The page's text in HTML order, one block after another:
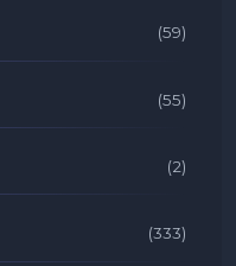
(59)
(55)
(2)
(333)